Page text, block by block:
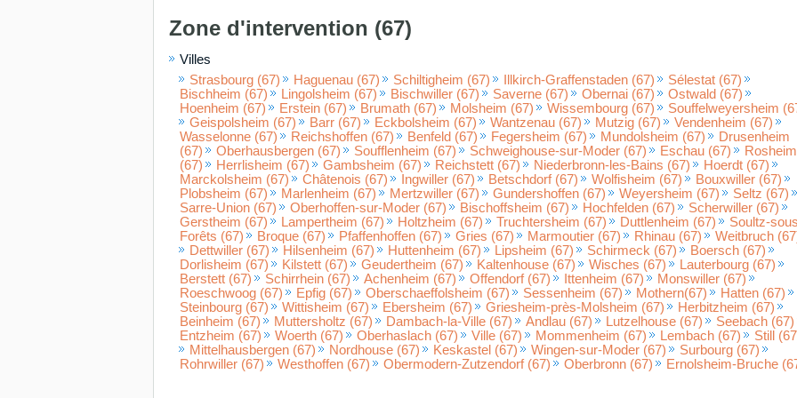
Zone d'intervention (67)
Villes
Strasbourg (67)
Haguenau (67) Schiltigheim (67) Illkirch-Graffenstaden (67)
Sélestat (67)
Bischheim (67)
Lingolsheim (67) Bischwiller (67) Saverne (67) Obernai (67)
Ostwald (67)
Hoenheim (67)
Erstein (67) Brumath (67) Molsheim (67) Wissembourg (67)
Souffelweyersheim
Geispolsheim (67)
Barr (67) Eckbolsheim (67) Wantzenau (67) Mutzig (67)
Vendenheim (67)
Wasselonne (67)
Reichshoffen (67) Benfeld (67) Fegersheim (67) Mundolsheim (67)
Drusenheim
(67)
Oberhausbergen (67) Soufflenheim (67) Schweighouse-sur-Moder (67) Eschau (67)
Rosheim
(67)
Herrlisheim (67) Gambsheim (67) Reichstett (67) Niederbronn-les-Bains (67)
Hoerdt (67)
Marckolsheim (67)
Châtenois (67) Ingwiller (67) Betschdorf (67) Wolfisheim (67)
Bouxwiller (67)
Plobsheim (67)
Marlenheim (67) Mertzwiller (67) Gundershoffen (67) Weyersheim (67)
Seltz (67)
Sarre-Union (67)
Oberhoffen-sur-Moder (67) Bischoffsheim (67) Hochfelden (67)
Scherwiller (67)
Gerstheim (67)
Lampertheim (67) Holtzheim (67) Truchtersheim (67) Duttlenheim (67)
Soultz-
Forêts (67)
Broque (67) Pfaffenhoffen (67) Gries (67) Marmoutier (67) Rhinau (67)
Weitbruch
Dettwiller (67)
Hilsenheim (67) Huttenheim (67) Lipsheim (67) Schirmeck (67)
Boersch (67)
Dorlisheim (67)
Kilstett (67) Geudertheim (67) Kaltenhouse (67) Wisches (67)
Lauterbourg (67)
Berstett (67)
Schirrhein (67) Achenheim (67) Offendorf (67) Ittenheim (67)
Monswiller (67)
Roeschwoog (67)
Epfig (67) Oberschaeffolsheim (67) Sessenheim (67) Mothern(67)
Hatten (67)
Steinbourg (67)
Wittisheim (67) Ebersheim (67) Griesheim-près-Molsheim (67)
Herbitzheim (67)
Beinheim (67)
Muttersholtz (67) Dambach-la-Ville (67) Andlau (67) Lutzelhouse (67)
Seebach (67)
Entzheim (67)
Woerth (67) Oberhaslach (67) Ville (67) Mommenheim (67) Lembach (67)
Still
Mittelhausbergen (67)
Nordhouse (67) Keskastel (67) Wingen-sur-Moder (67)
Surbourg (67)
Rohrwiller (67)
Westhoffen (67) Obermodern-Zutzendorf (67) Oberbronn (67) Ernolsheim-Bruche